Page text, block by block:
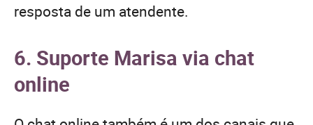
resposta de um atendente.
6. Suporte Marisa via chat
online